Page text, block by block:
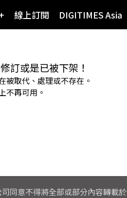
線上訂閱 DIGITIMES Asia
訂或是已被下架！
被取代、處理或不存在。
不再可用。
同意不得將全部或部分內容轉載